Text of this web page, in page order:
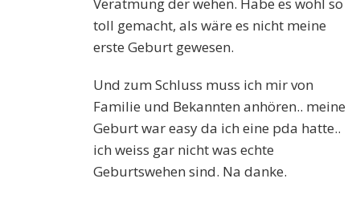
Veratmung der wehen. Habe es wohl so
toll gemacht, als wäre es nicht meine
erste Geburt gewesen.
Und zum Schluss muss ich mir von
Familie und Bekannten anhören.. meine
Geburt war easy da ich eine pda hatte..
ich weiss gar nicht was echte
Geburtswehen sind. Na danke.